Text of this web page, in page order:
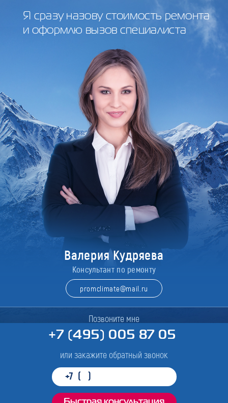
Я сразу назову стоимость ремонта
и оформлю вызов специалиста
Валерия Кудряева
Консультант по ремонту
promclimate@mail.ru
Позвоните мне
+7 (495) 005 87 05
или закажите обратный звонок